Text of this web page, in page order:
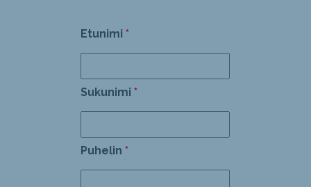
Etunimi
Sukunimi
Puhelin